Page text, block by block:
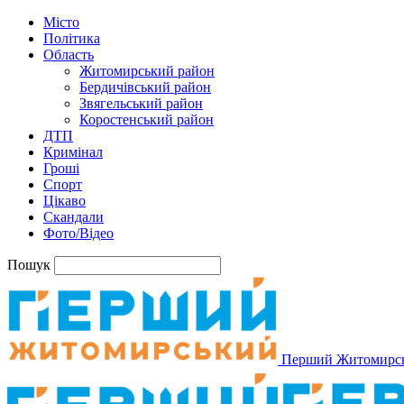
Місто
Політика
Область
Житомирський район
Бердичівський район
Звягельський район
Коростенський район
ДТП
Кримінал
Гроші
Спорт
Цікаво
Скандали
Фото/Відео
Пошук
Перший